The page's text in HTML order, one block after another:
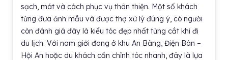
sạch, mát và cách phục vụ thân thiện. Một số khách
từng đưa ảnh mẫu và được thợ xử lý đúng ý, có người
còn đánh giá đây là kiểu tóc đẹp nhất từng cắt khi đi
du lịch. Với nam giới đang ở khu An Bàng, Điện Bàn –
Hội An hoặc du khách cần chỉnh tóc nhanh, đây là lựa